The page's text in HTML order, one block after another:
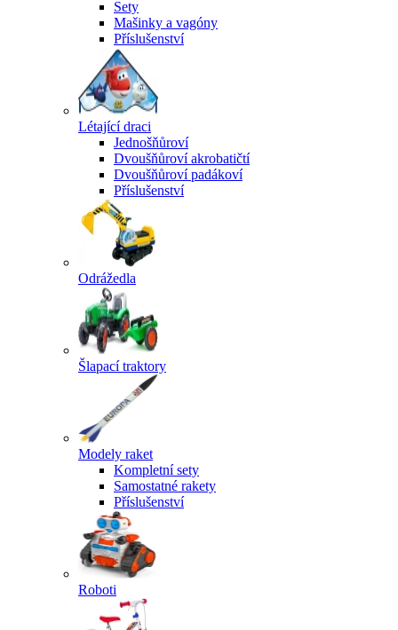
Sety
Mašinky a vagóny
Příslušenství
Létající draci
Jednošňůroví
Dvoušňůroví akrobatičtí
Dvoušňůroví padákoví
Příslušenství
Odrážedla
Šlapací traktory
Modely raket
Kompletní sety
Samostatné rakety
Příslušenství
Roboti